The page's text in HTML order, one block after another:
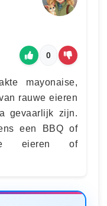
0
mayonaise,
rauwe eieren
gevaarlijk zijn.
een BBQ of
eieren of